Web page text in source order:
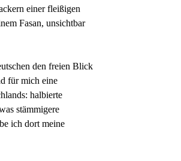
einer fleißigen
Fasan, unsichtbar
den freien Blick
für mich eine
halbierte
stämmigere
ich dort meine